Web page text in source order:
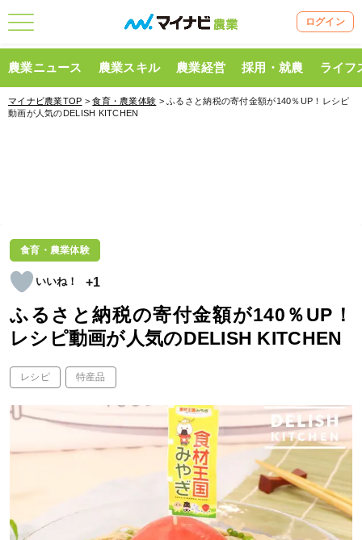
ログイン
農業ニュース 農業スキル 農業経営 採用・就農 ライフ
マイナビ農業TOP >食育・農業体験 > ふるさと納税の寄付金額が140％UP！レシピ
動画が人気のDELISH KITCHEN
食育・農業体験
+1
ふるさと納税の寄付金額が140％UP！
レシピ動画が人気のDELISH KITCHEN
レシピ 特産品